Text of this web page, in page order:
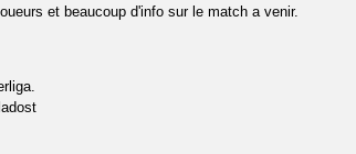
et beaucoup d'info sur le match a venir.